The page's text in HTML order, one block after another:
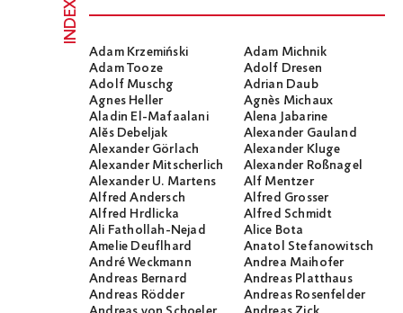
INDEX
Adam Krzemiński
Adam Michnik
Adam Tooze
Adolf Dresen
Adolf Muschg
Adrian Daub
Agnes Heller
Agnès Michaux
Aladin El-Mafaalani
Alena Jabarine
Alĕs Debeljak
Alexander Gauland
Alexander Görlach
Alexander Kluge
Alexander Mitscherlich
Alexander Roßnagel
Alexander U. Martens
Alf Mentzer
Alfred Andersch
Alfred Grosser
Alfred Hrdlicka
Alfred Schmidt
Ali Fathollah-Nejad
Alice Bota
Amelie Deuflhard
Anatol Stefanowitsch
André Weckmann
Andrea Maihofer
Andreas Bernard
Andreas Platthaus
Andreas Rödder
Andreas Rosenfelder